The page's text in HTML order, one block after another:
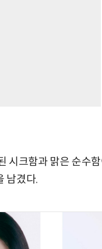
시크함과 맑은 순수
남겼다.